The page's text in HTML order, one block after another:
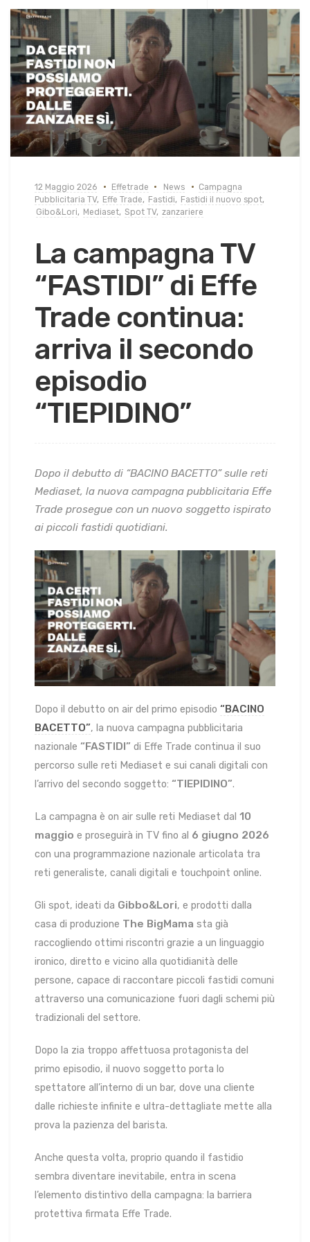
12 Maggio 2026 Effetrade News
Campagna
Pubblicitaria TV, Effe Trade, Fastidi, Fastidi il nuovo spot,
Gibo&Lori, Mediaset, Spot TV, zanzariere
La campagna TV
“FASTIDI” di Effe
Trade continua:
arriva il secondo
episodio
“TIEPIDINO”
Dopo il debutto di “BACINO BACETTO” sulle reti
Mediaset, la nuova campagna pubblicitaria Effe
Trade prosegue con un nuovo soggetto ispirato
ai piccoli fastidi quotidiani.
Dopo il debutto on air del primo episodio “BACINO
BACETTO”, la nuova campagna pubblicitaria
nazionale “FASTIDI” di Effe Trade continua il suo
percorso sulle reti Mediaset e sui canali digitali con
l’arrivo del secondo soggetto: “TIEPIDINO”.
La campagna è on air sulle reti Mediaset dal 10
maggio e proseguirà in TV fino al 6 giugno 2026
con una programmazione nazionale articolata tra
reti generaliste, canali digitali e touchpoint online.
Gli spot, ideati da Gibbo&Lori, e prodotti dalla
casa di produzione The BigMama sta già
raccogliendo ottimi riscontri grazie a un linguaggio
ironico, diretto e vicino alla quotidianità delle
persone, capace di raccontare piccoli fastidi comuni
attraverso una comunicazione fuori dagli schemi più
tradizionali del settore.
Dopo la zia troppo affettuosa protagonista del
primo episodio, il nuovo soggetto porta lo
spettatore all’interno di un bar, dove una cliente
dalle richieste infinite e ultra-dettagliate mette alla
prova la pazienza del barista.
Anche questa volta, proprio quando il fastidio
sembra diventare inevitabile, entra in scena
l’elemento distintivo della campagna: la barriera
protettiva firmata Effe Trade.